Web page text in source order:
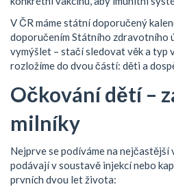
V ČR máme státní doporučený
doporučením Státního zdravotního
vymýšlet – stačí sledovat věk a typ
rozložíme do dvou částí: děti a
Očkování dětí –
milníky
Nejprve se podíváme na nejčastější
podávají v soustavě injekcí nebo
prvních dvou let života: